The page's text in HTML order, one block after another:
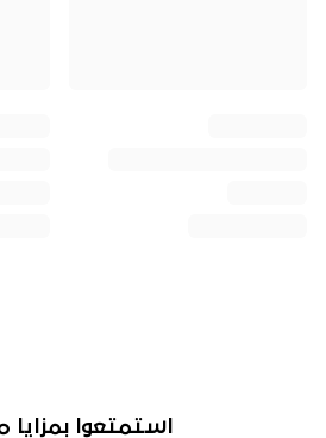
استمتعوا بمزايا